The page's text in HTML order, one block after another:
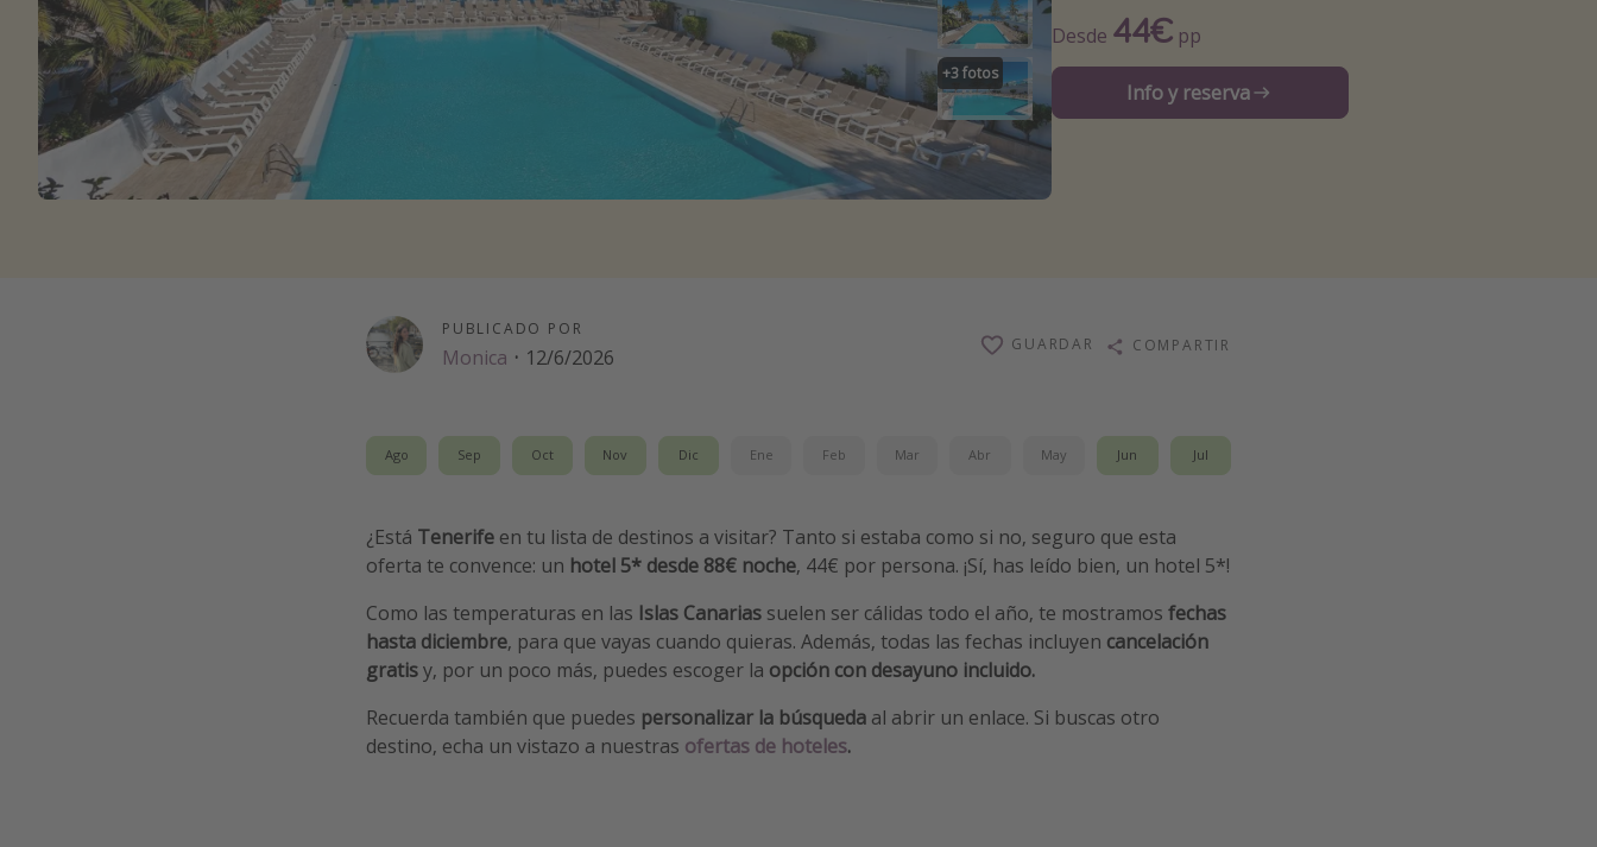
+3fotos
Desde 44€ pp
Info y reserva
PUBLICADO POR
Monica · 12/6/2026
GUARDAR COMPARTIR
Ago Sep Oct Nov Dic Ene Feb Mar Abr May Jun Jul
¿Está Tenerife en tu lista de destinos a visitar? Tanto si estaba como si no, seguro que esta
oferta te convence: un hotel 5* desde 88€ noche, 44€ por persona. ¡Sí, has leído bien, un hotel 5*!
Como las temperaturas en las Islas Canarias suelen ser cálidas todo el año, te mostramos fechas
hasta diciembre, para que vayas cuando quieras. Además, todas las fechas incluyen cancelación
gratisy, por un poco más, puedes escoger la opción con desayuno incluido.
Recuerda también que puedes personalizar la búsqueda al abrir un enlace. Si buscas otro
destino, echa un vistazo a nuestras ofertas de hoteles.